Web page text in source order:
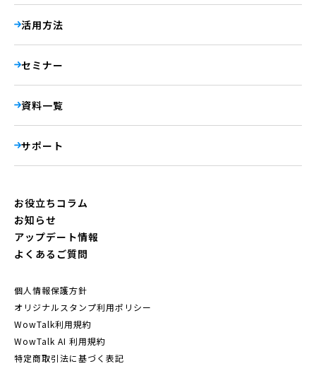
活用方法
セミナー
資料一覧
サポート
お役立ちコラム
お知らせ
アップデート情報
よくあるご質問
個人情報保護方針
オリジナルスタンプ利用ポリシー
WowTalk利用規約
WowTalk AI 利用規約
特定商取引法に基づく表記